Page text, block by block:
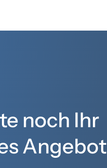
noch Ihr
Angebot